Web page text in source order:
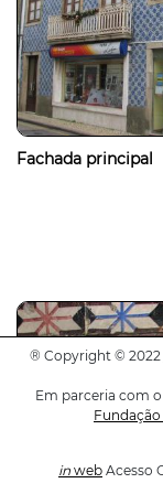
Fachada principal
® Copyright © 2022
Em parceria com o
Fundação
in web Acesso